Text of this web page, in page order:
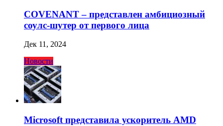
COVENANT – представлен амбициозный
соулс-шутер от первого лица
Дек 11, 2024
Новости
Microsoft представила ускоритель AMD